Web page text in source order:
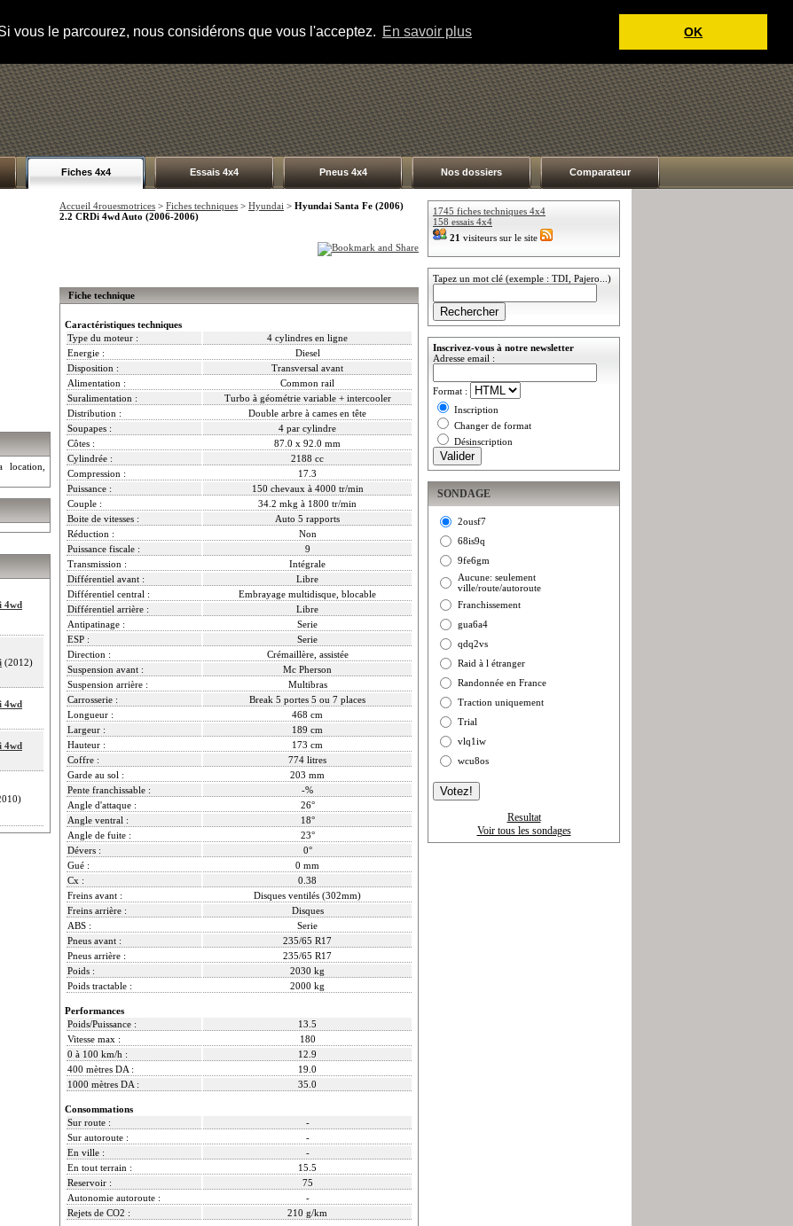
vous le parcourez, nous considérons que vous l'acceptez. En savoir plus OK
Fiches 4x4 Essais 4x4 Pneus 4x4 Nos dossiers Comparateur
location,
4wd
(2012)
4wd
4wd
Accueil 4rouesmotrices > Fiches techniques > Hyundai > Hyundai Santa Fe (2006)
2.2 CRDi 4wd Auto (2006-2006)
Fiche technique
Caractéristiques techniques
Type du moteur :
4 cylindres en ligne
Energie :
Diesel
Disposition :
Transversal avant
Alimentation :
Common rail
Suralimentation :
Turbo à géométrie variable + intercooler
Distribution :
Double arbre à cames en tête
Soupapes :
4 par cylindre
Côtes :
87.0 x 92.0 mm
Cylindrée :
2188 cc
Compression :
17.3
Puissance :
150 chevaux à 4000 tr/min
Couple :
34.2 mkg à 1800 tr/min
Boite de vitesses :
Auto 5 rapports
Réduction :
Non
Puissance fiscale :
9
Transmission :
Intégrale
Différentiel avant :
Libre
Différentiel central :
Embrayage multidisque, blocable
Différentiel arrière :
Libre
Antipatinage :
Serie
ESP :
Serie
Direction :
Crémaillère, assistée
Suspension avant :
Mc Pherson
Suspension arrière :
Multibras
Carrosserie :
Break 5 portes 5 ou 7 places
Longueur :
468 cm
Largeur :
189 cm
Hauteur :
173 cm
Coffre :
774 litres
Garde au sol :
203 mm
Pente franchissable :
-%
Angle d'attaque :
26°
Angle ventral :
18°
Angle de fuite :
23°
Dévers :
0°
Gué :
0 mm
Cx :
0.38
Freins avant :
Disques ventilés (302mm)
Freins arrière :
Disques
ABS :
Serie
Pneus avant :
235/65 R17
Pneus arrière :
235/65 R17
Poids :
2030 kg
Poids tractable :
2000 kg
Performances
Poids/Puissance :
13.5
Vitesse max :
180
0 à 100 km/h :
12.9
400 mètres DA :
19.0
1000 mètres DA :
35.0
Consommations
Sur route :
-
Sur autoroute :
-
En ville :
-
En tout terrain :
15.5
Reservoir :
75
Autonomie autoroute :
-
Rejets de CO2 :
210 g/km
1745 fiches techniques 4x4
158 essais 4x4
21 visiteurs sur le site
Tapez un mot clé (exemple : TDI, Pajero...)
Inscrivez-vous à notre newsletter
Adresse email :
Format :
Inscription
Changer de format
Désinscription
SONDAGE
2ousf7
68is9q
9fe6gm
Aucune: seulement
ville/route/autoroute
Franchissement
gua6a4
qdq2vs
Raid à l étranger
Randonnée en France
Traction uniquement
Trial
vlq1iw
wcu8os
Resultat
Voir tous les sondages